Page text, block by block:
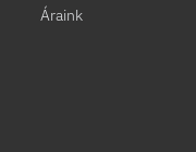
Áraink